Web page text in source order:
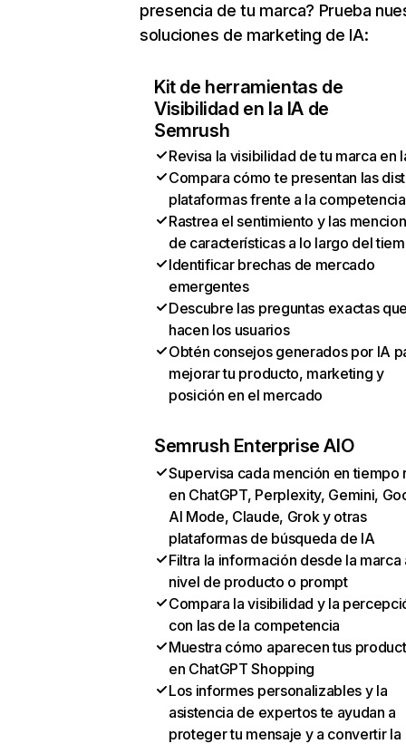
presencia de tu marca? Prueba
soluciones de marketing de IA:
Kit de herramientas de
Visibilidad en la IA de
Semrush
Revisa la visibilidad de tu marca en
Compara cómo te presentan las
plataformas frente a la competencia
Rastrea el sentimiento y las
de características a lo largo del
Identificar brechas de mercado
emergentes
Descubre las preguntas exactas
hacen los usuarios
Obtén consejos generados por IA
mejorar tu producto, marketing y
posición en el mercado
Semrush Enterprise AIO
Supervisa cada mención en tiempo
en ChatGPT, Perplexity, Gemini,
AI Mode, Claude, Grok y otras
plataformas de búsqueda de IA
Filtra la información desde la marca
nivel de producto o prompt
Compara la visibilidad y la
con las de la competencia
Muestra cómo aparecen tus
en ChatGPT Shopping
Los informes personalizables y la
asistencia de expertos te ayudan a
proteger tu mensaje y a convertir la